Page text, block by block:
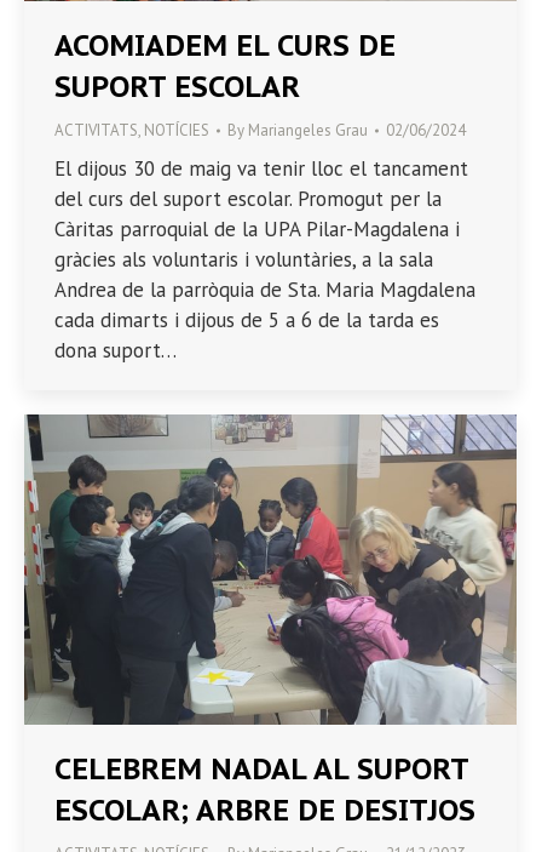
ACOMIADEM EL CURS DE
SUPORT ESCOLAR
ACTIVITATS, NOTÍCIES By Mariangeles Grau 02/06/2024
El dijous 30 de maig va tenir lloc el tancament
del curs del suport escolar. Promogut per la
Càritas parroquial de la UPA Pilar-Magdalena i
gràcies als voluntaris i voluntàries, a la sala
Andrea de la parròquia de Sta. Maria Magdalena
cada dimarts i dijous de 5 a 6 de la tarda es
dona suport…
CELEBREM NADAL AL SUPORT
ESCOLAR; ARBRE DE DESITJOS